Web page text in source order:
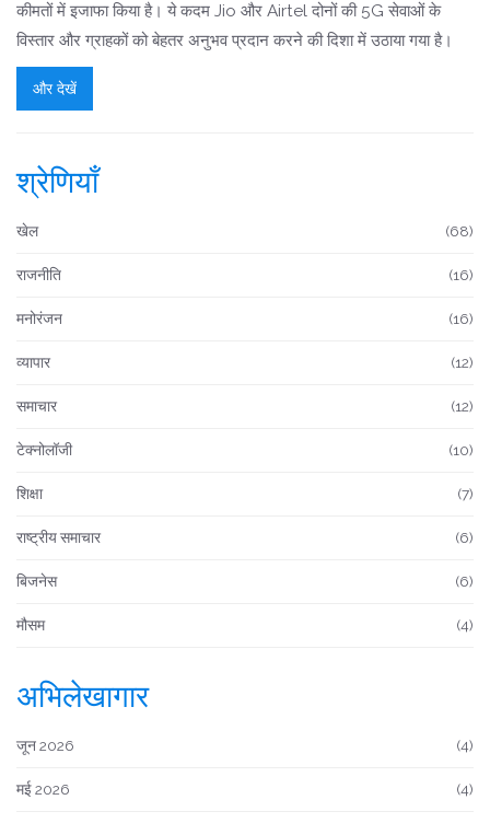
कीमतों में इजाफा किया है। ये कदम Jio और Airtel दोनों की 5G सेवाओं के
विस्तार और ग्राहकों को बेहतर अनुभव प्रदान करने की दिशा में उठाया गया है।
और देखें
श्रेणियाँ
खेल (68)
राजनीति (16)
मनोरंजन (16)
व्यापार (12)
समाचार (12)
टेक्नोलॉजी (10)
शिक्षा (7)
राष्ट्रीय समाचार (6)
बिजनेस (6)
मौसम (4)
अभिलेखागार
जून 2026 (4)
मई 2026 (4)